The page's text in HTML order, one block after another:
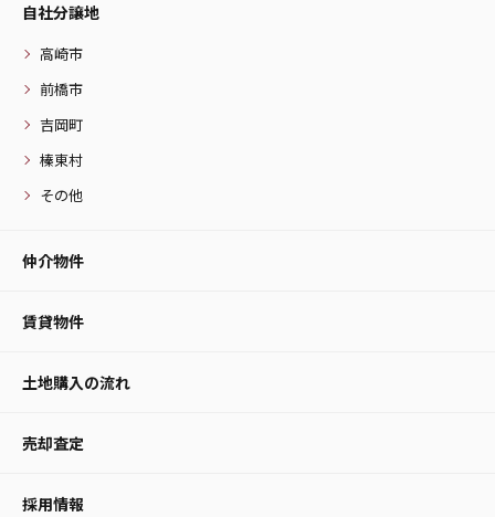
自社分譲地
高崎市
前橋市
吉岡町
榛東村
その他
仲介物件
賃貸物件
土地購入の流れ
売却査定
採用情報